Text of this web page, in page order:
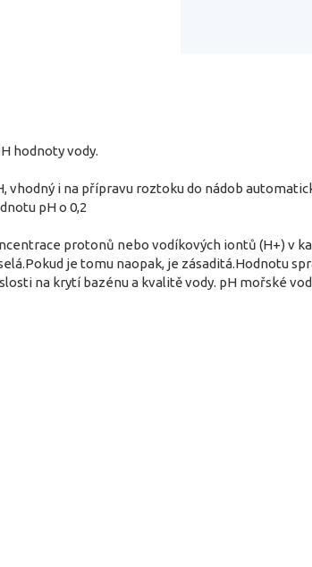
hodnoty vody.
vhodný i na přípravu roztoku do nádob
pH o 0,2
protonů nebo vodíkových iontů (H+) v
je tomu naopak, je zásaditá.Hodnotu
na krytí bazénu a kvalitě vody. pH mořské